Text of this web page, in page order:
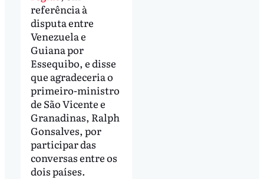
referência à
disputa entre
Venezuela e
Guiana por
Essequibo, e disse
que agradeceria o
primeiro-ministro
de São Vicente e
Granadinas, Ralph
Gonsalves, por
participar das
conversas entre os
dois países.